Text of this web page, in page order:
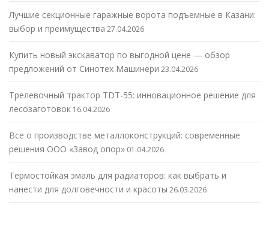
Лучшие секционные гаражные ворота подъемные в Казани:
выбор и преимущества 27.04.2026
Купить новый экскаватор по выгодной цене — обзор
предложений от Синотех Машинери 23.04.2026
Трелевочный трактор TDT-55: инновационное решение для
лесозаготовок 16.04.2026
Все о производстве металлоконструкций: современные
решения ООО «Завод опор» 01.04.2026
Термостойкая эмаль для радиаторов: как выбрать и
нанести для долговечности и красоты 26.03.2026